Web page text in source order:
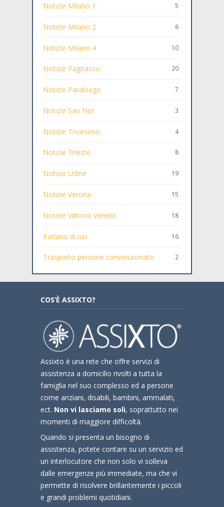
Notizie Milano 1 5
Notizie Milano 2 6
Notizie Milano 4 10
Notizie Pagnacco 20
Notizie Parabiago 7
Notizie San Fior 3
Notizie Tricesimo 4
Notizie Trieste 8
Notizie Udine 19
Notizie Verona 15
Notizie Vittorio Veneto 18
Parlano di noi 16
Trasporto persone convenzionato 2
COS’È ASSIXTO?
Assixto è una rete che offre servizi di
assistenza a domicilio rivolti a tutta la
famiglia nel suo complesso ed a persone
come anziani, disabili, bambini, ammalati,
ect. Non vi lasciamo soli, soprattutto nei
momenti di maggiore difficoltà.
Quando si presenta un bisogno di
assistenza, potete contare su un servizio ed
un interlocutore che non solo vi solleva
dalle emergenze più immediate, ma che vi
permette di risolvere brillantemente i piccoli
e grandi problemi quotidiani.